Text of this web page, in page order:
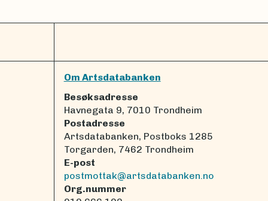
Om Artsdatabanken
Besøksadresse
Havnegata 9, 7010 Trondheim
Postadresse
Artsdatabanken, Postboks 1285
Torgarden, 7462 Trondheim
E-post
postmottak@artsdatabanken.no
Org.nummer